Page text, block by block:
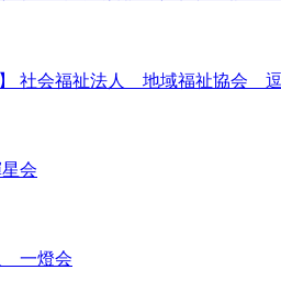
社会福祉法人 地域福祉協会
会
一燈会